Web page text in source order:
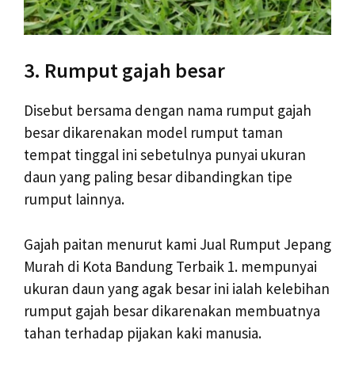
3. Rumput gajah besar
Disebut bersama dengan nama rumput gajah
besar dikarenakan model rumput taman
tempat tinggal ini sebetulnya punyai ukuran
daun yang paling besar dibandingkan tipe
rumput lainnya.
Gajah paitan menurut kami Jual Rumput Jepang
Murah di Kota Bandung Terbaik 1. mempunyai
ukuran daun yang agak besar ini ialah kelebihan
rumput gajah besar dikarenakan membuatnya
tahan terhadap pijakan kaki manusia.